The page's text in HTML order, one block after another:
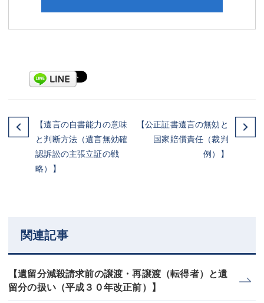
【遺言の自書能力の意味
と判断方法（遺言無効確
認訴訟の主張立証の戦
略）】
【公正証書遺言の無効と
国家賠償責任（裁判
例）】
関連記事
【遺留分減殺請求前の譲渡・再譲渡（転得者）と遺
留分の扱い（平成３０年改正前）】